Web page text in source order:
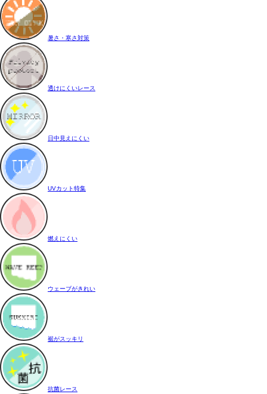
暑さ・寒さ対策
透けにくいレース
日中見えにくい
UVカット特集
燃えにくい
ウェーブがきれい
裾がスッキリ
抗菌レース